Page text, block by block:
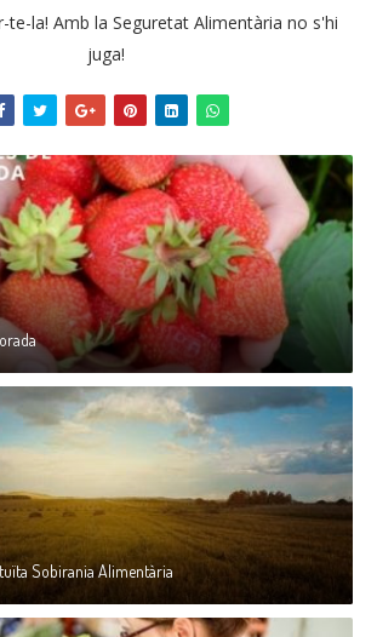
te-la! Amb la Seguretat Alimentària no s'hi
juga!
Sobirania Alimentària